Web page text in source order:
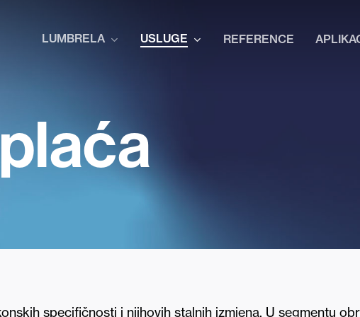
LUMBRELA USLUGE REFERENCE
plaća
specifičnosti i njihovih stalnih izmjena. U segmentu